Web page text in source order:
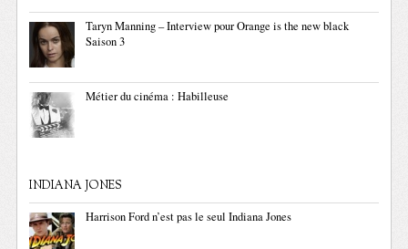
Taryn Manning – Interview pour Orange is the new black
Saison 3
Métier du cinéma : Habilleuse
INDIANA JONES
Harrison Ford n’est pas le seul Indiana Jones